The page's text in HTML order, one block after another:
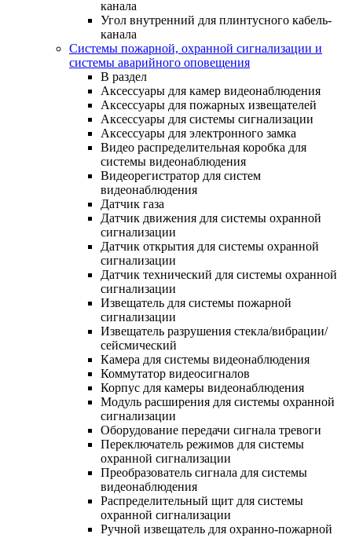
канала
Угол внутренний для плинтусного кабель-
канала
Системы пожарной, охранной сигнализации и
системы аварийного оповещения
В раздел
Аксессуары для камер видеонаблюдения
Аксессуары для пожарных извещателей
Аксессуары для системы сигнализации
Аксессуары для электронного замка
Видео распределительная коробка для
системы видеонаблюдения
Видеорегистратор для систем
видеонаблюдения
Датчик газа
Датчик движения для системы охранной
сигнализации
Датчик открытия для системы охранной
сигнализации
Датчик технический для системы охранной
сигнализации
Извещатель для системы пожарной
сигнализации
Извещатель разрушения стекла/вибрации/
сейсмический
Камера для системы видеонаблюдения
Коммутатор видеосигналов
Корпус для камеры видеонаблюдения
Модуль расширения для системы охранной
сигнализации
Оборудование передачи сигнала тревоги
Переключатель режимов для системы
охранной сигнализации
Преобразователь сигнала для системы
видеонаблюдения
Распределительный щит для системы
охранной сигнализации
Ручной извещатель для охранно-пожарной